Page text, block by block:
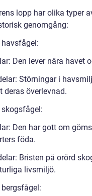
lopp har olika typer
genomgång:
havsfågel:
Den lever nära havet
Störningar i
deras överlevnad.
skogsfågel:
Den har gott om
föda.
Bristen på orörd
livsmiljö.